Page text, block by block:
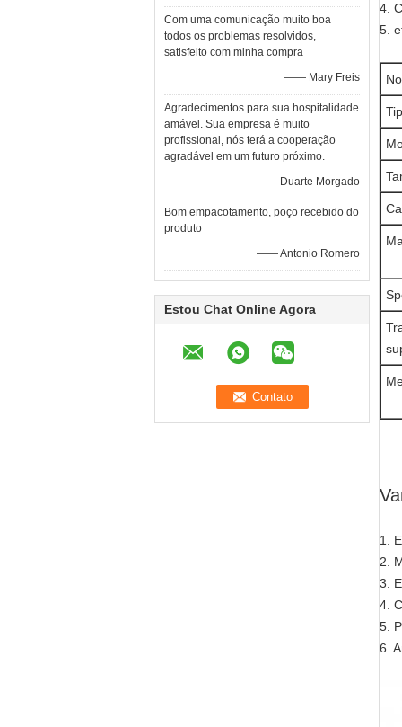
Com uma comunicação muito boa
todos os problemas resolvidos,
satisfeito com minha compra
—— Mary Freis
Agradecimentos para sua hospitalidade
amável. Sua empresa é muito
profissional, nós terá a cooperação
agradável em um futuro próximo.
—— Duarte Morgado
Bom empacotamento, poço recebido do
produto
—— Antonio Romero
Estou Chat Online Agora
4.
5.
1.
2.
3.
4.
5.
6.